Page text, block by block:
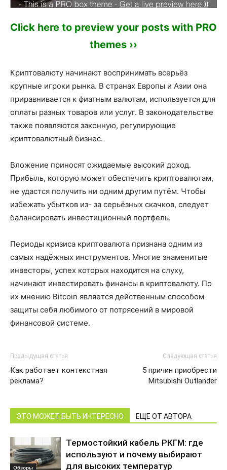
Click here to preview your posts with PRO
themes ››
Криптовалюту начинают воспринимать всерьёз
крупные игроки рынка. В странах Европы и Азии она
приравнивается к фиатным валютам, используется для
оплаты разных товаров или услуг. В законодательстве
также появляются законную, регулирующие
криптовалютный бизнес.
Вложение приносят ожидаемые высокий доход.
Прибыль, которую может обеспечить криптовалютам,
не удастся получить ни одним другим путём. Чтобы
избежать убытков из- за серьёзных скачков, следует
балансировать инвестиционный портфель.
Периоды кризиса криптовалюта признана одним из
самых надёжных инструментов. Многие знаменитые
инвесторы, успех которых находится на слуху,
начинают инвестировать финансы в криптовалюту. По
их мнению Bitcoin является действенным способом
защиты себя любимого от потрясений в мировой
финансовой системе.
Предыдущая статья
Как работает контекстная
реклама?
Следующая статья
5 причин приобрести
Mitsubishi Outlander
ЭТО МОЖЕТ БЫТЬ ИНТЕРЕСНО ЕЩЕ ОТ АВТОРА
Обзоры
Термостойкий кабель РКГМ: где
используют и почему выбирают
для высоких температур